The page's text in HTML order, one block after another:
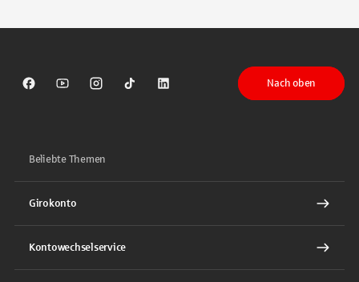
Sparkasse auf Facebook
Sparkasse auf Youtube
Sparkasse auf Instagram
Sparkasse auf TikTok
Sparkasse auf LinkedIn
Nach oben
Beliebte Themen
Girokonto
Kontowechselservice